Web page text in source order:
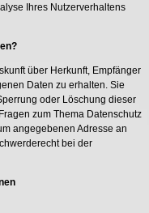
Ihres Nutzerverhaltens
über Herkunft, Empfänger
Daten zu erhalten. Sie
oder Löschung dieser
zum Thema Datenschutz
angegebenen Adresse an
bei der